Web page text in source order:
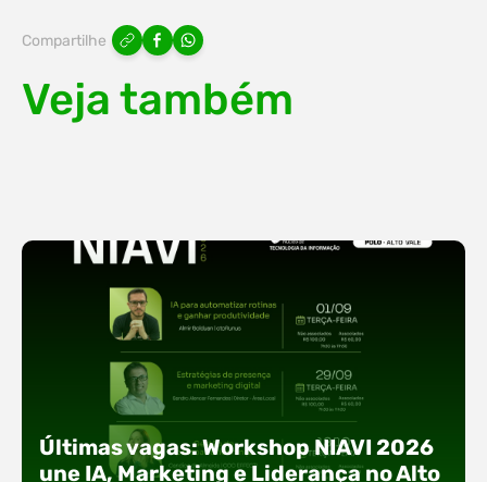
Compartilhe
Veja também
Últimas vagas: Workshop NIAVI 2026
une IA, Marketing e Liderança no Alto